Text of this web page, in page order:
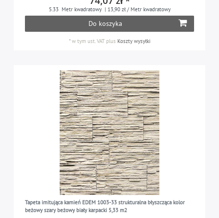
5.33 Metr kwadratowy | 13,90 zł / Metr kwadratowy
Do koszyka
*w tym ust. VATplus Koszty wysyłki
Tapeta imitująca kamień EDEM 1003-33 strukturalna błyszcząca kolor
beżowy szary beżowy biały karpacki 5,33 m2